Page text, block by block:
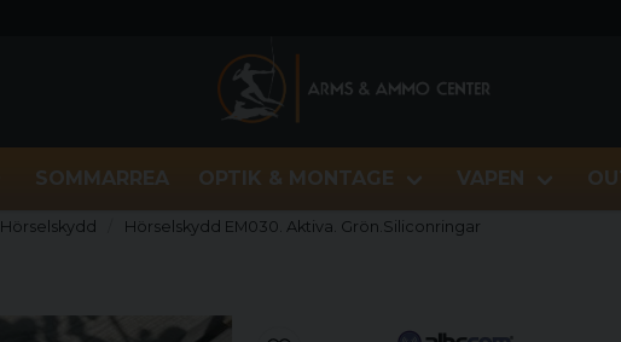
SOMMARREA OPTIK & MONTAGE VAPEN
Hörselskydd Hörselskydd EM030. Aktiva. Grön.Siliconringar